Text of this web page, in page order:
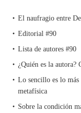
El naufragio entre
Editorial #90
Lista de autores #90
¿Quién es la autora?
Lo sencillo es lo
metafísica
Sobre la condición